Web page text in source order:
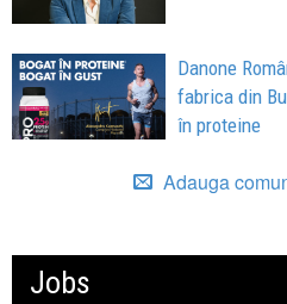
Danone
fabrica din
în proteine
Adauga
Jobs